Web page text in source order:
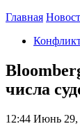
Главная
числа
12:44 Июнь 29,